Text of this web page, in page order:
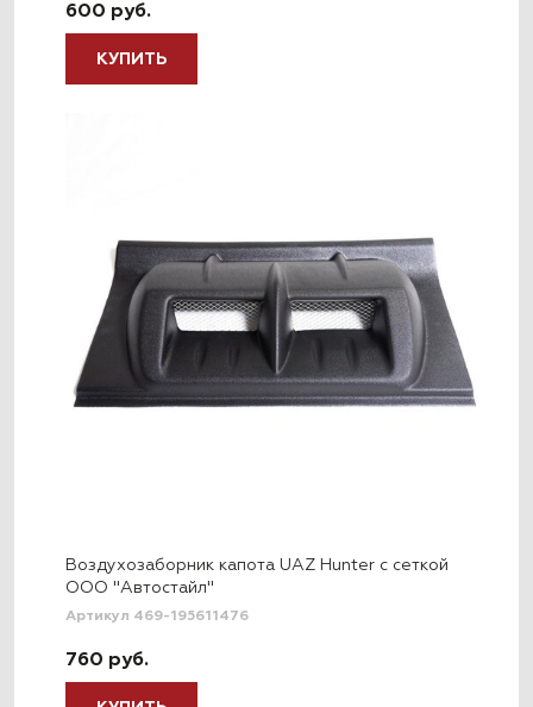
600 руб.
КУПИТЬ
Воздухозаборник капота UAZ Hunter с сеткой
ООО "Автостайл"
Артикул 469-195611476
760 руб.